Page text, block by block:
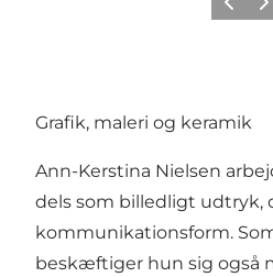
Forrige
Grafik, maleri og keramik
Ann-Kerstina Nielsen
dels som billedligt udtryk,
kommunikationsform.
beskæftiger hun sig også